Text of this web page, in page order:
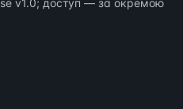
v1.0; доступ — за окремою